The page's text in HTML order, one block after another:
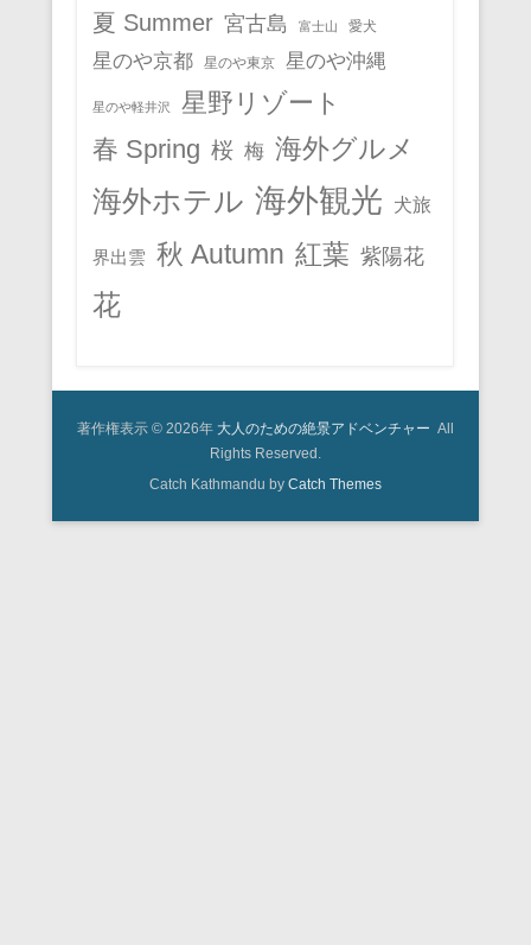
夏 Summer 宮古島 富士山 愛犬
星のや京都 星のや東京 星のや沖縄
星のや軽井沢
星野リゾート
春 Spring 桜 梅 海外グルメ
海外ホテル 海外観光 犬旅
界出雲 秋 Autumn 紅葉 紫陽花
花
著作権表示 © 2026年 大人のための絶景アドベンチャー All
Rights Reserved.
Catch Kathmandu by Catch Themes